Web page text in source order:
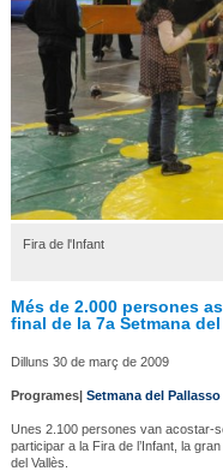
Fira de l'Infant
Més de 2.000 persones
final de la 7a Setmana
Dilluns 30 de març de 2009
Programes| Setmana del
Unes 2.100 persones van acostar-
participar a la Fira de l’Infant, la
del Vallès.